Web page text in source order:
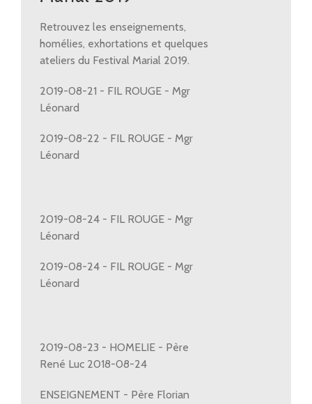
Retrouvez les enseignements,
homélies, exhortations et quelques
ateliers du Festival Marial 2019.
2019-08-21 - FIL ROUGE - Mgr
Léonard
2019-08-22 - FIL ROUGE - Mgr
Léonard
2019-08-24 - FIL ROUGE - Mgr
Léonard
2019-08-24 - FIL ROUGE - Mgr
Léonard
2019-08-23 - HOMELIE - Père
René Luc 2018-08-24
ENSEIGNEMENT - Père Florian